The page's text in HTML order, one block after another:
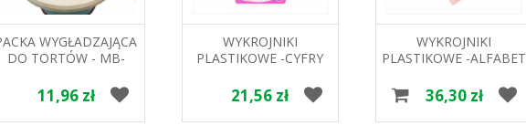
WYGŁADZAJĄCA
DO TORTÓW - MB-
11,96 zł
WYKROJNIKI
PLASTIKOWE -CYFRY
21,56 zł
WYKROJNIKI
PLASTIKOWE -ALFABET
36,30 zł